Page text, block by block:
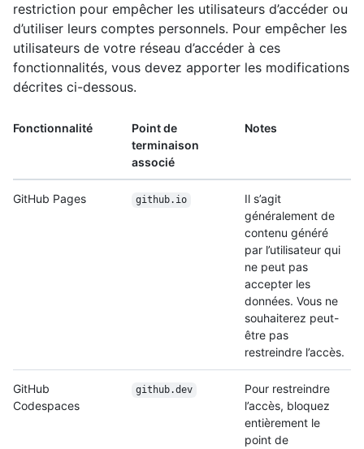
restriction pour empêcher les utilisateurs d’accéder ou
d’utiliser leurs comptes personnels. Pour empêcher les
utilisateurs de votre réseau d’accéder à ces
fonctionnalités, vous devez apporter les modifications
décrites ci-dessous.
Fonctionnalité
Point de
terminaison
associé
Notes
GitHub Pages github.io
Il s’agit
généralement de
contenu généré
par l’utilisateur qui
ne peut pas
accepter les
données. Vous ne
souhaiterez peut-
être pas
restreindre l’accès.
GitHub
Codespaces
github.dev
Pour restreindre
l’accès, bloquez
entièrement le
point de